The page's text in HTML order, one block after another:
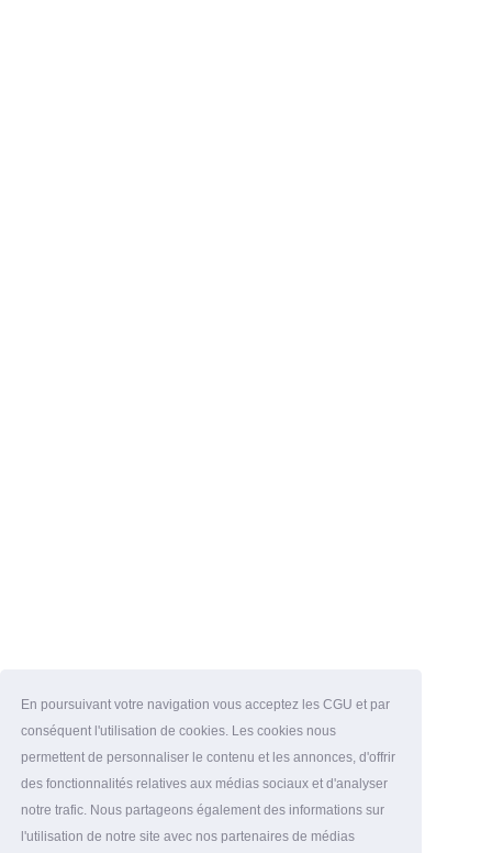
En poursuivant votre navigation vous acceptez les CGU et par
conséquent l'utilisation de cookies. Les cookies nous
permettent de personnaliser le contenu et les annonces, d'offrir
des fonctionnalités relatives aux médias sociaux et d'analyser
notre trafic. Nous partageons également des informations sur
l'utilisation de notre site avec nos partenaires de médias